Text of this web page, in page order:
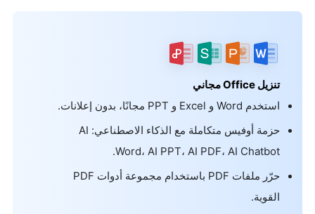
تنزيل Office مجاني
استخدم Word و Excel و PPT مجانًا، بدون إعلانات.
حزمة أوفيس متكاملة مع الذكاء الاصطناعي: AI
Word، AI PPT، AI PDF، AI Chatbot.
حرّر ملفات PDF باستخدام مجموعة أدوات PDF
القوية.